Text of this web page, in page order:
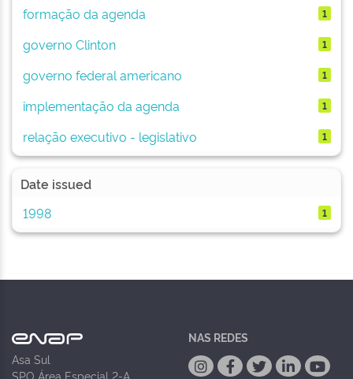
formação da agenda
1
governo Clinton 1
governo federal americano 1
implementação da agenda 1
relação executivo - legislativo 1
Date issued
1998
1
Asa Sul
SPO Área Especial 2-A
NAS REDES